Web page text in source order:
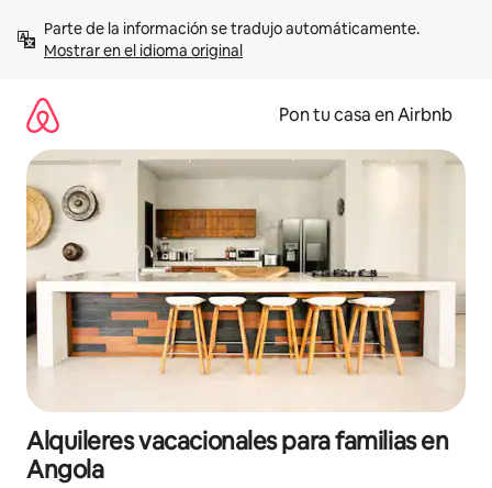
contenidoMostrar en el idioma original
Pon tu casa en Airbnb
Alquileres vacacionales para familias en
Angola